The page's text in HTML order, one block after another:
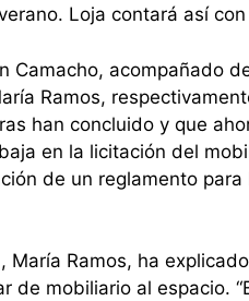
Loja contará así
Camacho, acompañado
Ramos,
han concluido y que
en la licitación del
de un reglamento
María Ramos, ha
de mobiliario al espacio.